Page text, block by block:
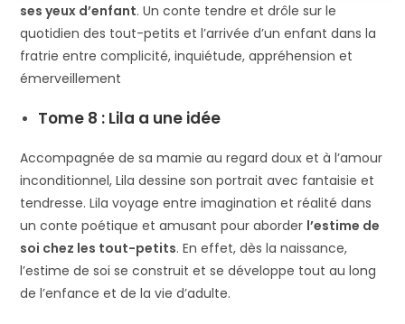
ses yeux d’enfant. Un conte tendre et drôle sur le
quotidien des tout-petits et l’arrivée d’un enfant dans la
fratrie entre complicité, inquiétude, appréhension et
émerveillement
Tome 8 : Lila a une idée
Accompagnée de sa mamie au regard doux et à l’amour
inconditionnel, Lila dessine son portrait avec fantaisie et
tendresse. Lila voyage entre imagination et réalité dans
un conte poétique et amusant pour aborder l’estime de
soi chez les tout-petits. En effet, dès la naissance,
l’estime de soi se construit et se développe tout au long
de l’enfance et de la vie d’adulte.